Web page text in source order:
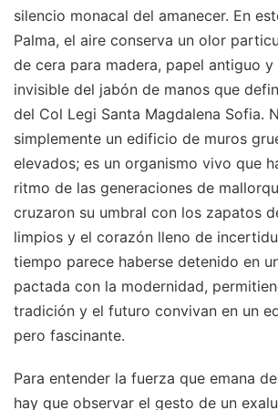
silencio monacal del amanecer. En
Palma, el aire conserva un olor
de cera para madera, papel antiguo y
invisible del jabón de manos que
del Col Legi Santa Magdalena Sofia.
simplemente un edificio de muros
elevados; es un organismo vivo que
ritmo de las generaciones de
cruzaron su umbral con los zapatos
limpios y el corazón lleno de
tiempo parece haberse detenido en
pactada con la modernidad,
tradición y el futuro convivan en un
pero fascinante.
Para entender la fuerza que emana
hay que observar el gesto de un